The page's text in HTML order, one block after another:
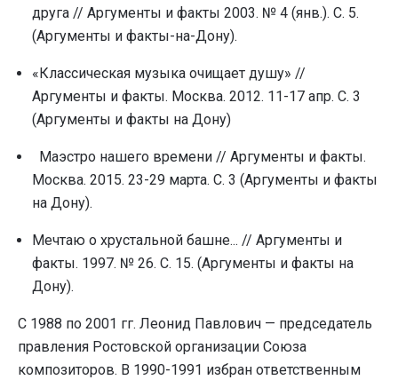
друга // Аргументы и факты 2003. № 4 (янв.). С. 5.
(Аргументы и факты-на-Дону).
«Классическая музыка очищает душу» //
Аргументы и факты. Москва. 2012. 11-17 апр. С. 3
(Аргументы и факты на Дону)
Маэстро нашего времени // Аргументы и факты.
Москва. 2015. 23-29 марта. С. 3 (Аргументы и факты
на Дону).
Мечтаю о хрустальной башне... // Аргументы и
факты. 1997. № 26. С. 15. (Аргументы и факты на
Дону).
С 1988 по 2001 гг. Леонид Павлович — председатель
правления Ростовской организации Союза
композиторов. В 1990-1991 избран ответственным